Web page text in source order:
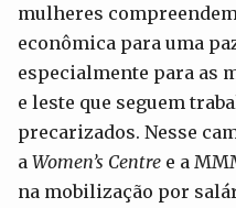
mulheres
econômica para uma
especialmente para as
e leste que seguem
precarizados. Nesse
a Women’s Centre e a
na mobilização por